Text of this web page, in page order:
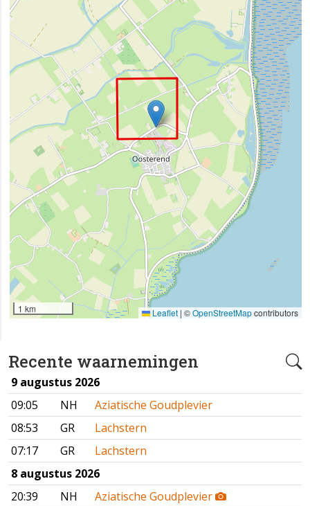
Recente waarnemingen
9 augustus 2026
09:05
NH
Aziatische Goudplevier
08:53
GR
Lachstern
07:17
GR
Lachstern
8 augustus 2026
20:39
NH
Aziatische Goudplevier
1 km Leaflet | ©OpenStreetMapcontributors